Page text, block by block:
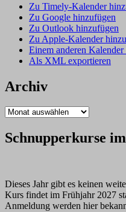
Zu Timely-Kalender
Zu Google hinzufügen
Zu Outlook hinzufügen
Zu Apple-Kalender
Einem anderen
Als XML exportieren
Archiv
Archiv
Schnupperkurse
Dieses Jahr gibt es keinen
Kurs findet im Frühjahr 2027
Anmeldung werden hier